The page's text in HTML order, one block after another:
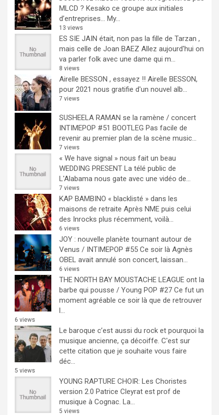
MLCD ? Kesako ce groupe aux initiales
d’entreprises… My...
13 views
ES SIE JAIN était, non pas la fille de Tarzan ,
mais celle de Joan BAEZ Allez aujourd'hui on
va parler folk avec une dame qui m...
8 views
Airelle BESSON , essayez !! Airelle BESSON,
pour 2021 nous gratifie d'un nouvel alb...
7 views
SUSHEELA RAMAN se la ramène / concert
INTIMEPOP #51 BOOTLEG Pas facile de
revenir au premier plan de la scène music...
7 views
« We have signal » nous fait un beau
WEDDING PRESENT La télé public de
L'Alabama nous gate avec une vidéo de...
7 views
KAP BAMBINO « blacklisté » dans les
maisons de retraite Après NME puis celui
des Inrocks plus récemment, voilà...
6 views
JOY : nouvelle planète tournant autour de
Venus / INTIMEPOP #55 Ce soir là Agnès
OBEL avait annulé son concert, laissan...
6 views
THE NORTH BAY MOUSTACHE LEAGUE ont la
barbe qui pousse / Young POP #27 Ce fut un
moment agréable ce soir là que de retrouver
l...
6 views
Le baroque c’est aussi du rock et pourquoi la
musique ancienne, ça décoiffe. C'est sur
cette citation que je souhaite vous faire
déc...
5 views
YOUNG RAPTURE CHOIR: Les Choristes
version 2.0 Patrice Cleyrat est prof de
musique à Cognac. La...
5 views